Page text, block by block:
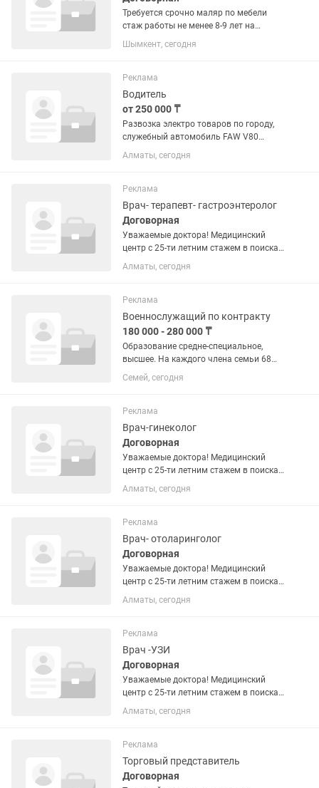
Требуется срочно маляр по мебели
стаж работы не менее 8-9 лет на
постоянной основе работа мебели .
Шымкент, сегодня
Реклама
Водитель
от 250 000 ₸
Развозка электро товаров по городу,
служебный автомобиль FAW V80
2014г, пятидневка с 9 до 18 часов ,
зарплата обсуждается на
на ваш стаж и класс, старт на...
Алматы, сегодня
Реклама
Врач- терапевт- гастроэнтеролог
Договорная
Уважаемые доктора! Медицинский
центр с 25-ти летним стажем в поисках
сотрудников в наш дружный
коллектив. - врач УЗИ; - врач гинеколог
врач отоларинголог; - врач...
Алматы, сегодня
Реклама
Военнослужащий по контракту
180 000 - 280 000 ₸
Образование средне-специальное,
высшее. На каждого члена семьи 68
000 тенге жилищные выплаты. Стаж 1
год за полтора. Карьерный рост
2 должностных окладов 1 раз в...
Семей, сегодня
Реклама
Врач-гинеколог
Договорная
Уважаемые доктора! Медицинский
центр с 25-ти летним стажем в поисках
сотрудников в наш дружный
коллектив. - врач УЗИ; - врач гинеколог
врач отоларинголог; - врач...
Алматы, сегодня
Реклама
Врач- отоларинголог
Договорная
Уважаемые доктора! Медицинский
центр с 25-ти летним стажем в поисках
сотрудников в наш дружный
коллектив. - врач УЗИ; - врач гинеколог
врач отоларинголог; - врач...
Алматы, сегодня
Реклама
Врач -УЗИ
Договорная
Уважаемые доктора! Медицинский
центр с 25-ти летним стажем в поисках
сотрудников в наш дружный
коллектив. - врач УЗИ; - врач гинеколог
врач отоларинголог; - врач...
Алматы, сегодня
Реклама
Торговый представитель
Договорная